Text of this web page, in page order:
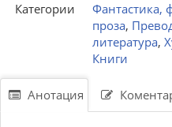
Категории
Фантастика,
проза,
литература,
Книги
Анотация